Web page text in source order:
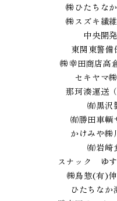
㈱ひたちな
㈱スズキ繊
中央開
東関東警備
㈱幸田商店高
セキヤマ㈱
那珂湊運送（
㈲黒沢
㈲勝田車輌
かけみや㈱
㈲岩崎
スナック ゆ
㈱鳥惣(有)
ひたちなか